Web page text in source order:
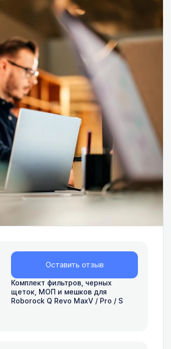
Комплект фильтров, черных
щеток, МОП и мешков для
Roborock Q Revo MaxV / Pro / S
Оставить отзыв